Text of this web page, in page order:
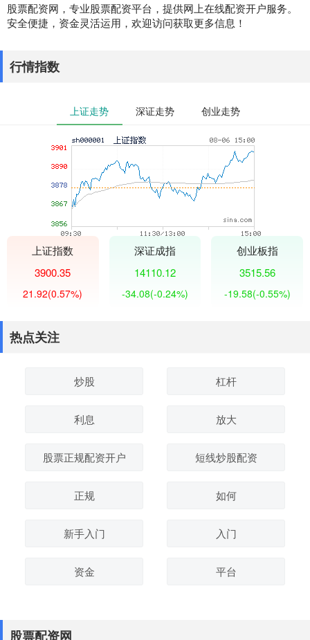
股票配资网，专业股票配资平台，提供网上在线配资开户服务。
安全便捷，资金灵活运用，欢迎访问获取更多信息！
行情指数
上证走势 深证走势 创业走势
上证指数
3900.35
21.92(0.57%)
深证成指
14110.12
-34.08(-0.24%)
创业板指
3515.56
-19.58(-0.55%)
热点关注
炒股 杠杆
利息 放大
股票正规配资开户 短线炒股配资
正规 如何
新手入门 入门
资金 平台
股票配资网